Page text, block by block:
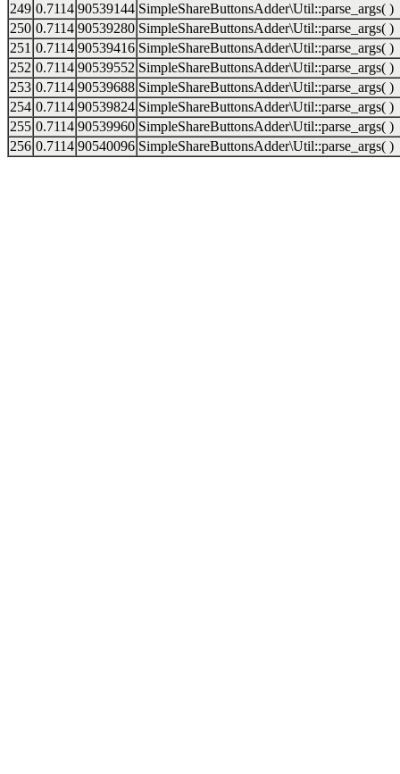
249 0.7114 90539144 SimpleShareButtonsAdder\Util::parse_args( )
250 0.7114 90539280 SimpleShareButtonsAdder\Util::parse_args( )
251 0.7114 90539416 SimpleShareButtonsAdder\Util::parse_args( )
252 0.7114 90539552 SimpleShareButtonsAdder\Util::parse_args( )
253 0.7114 90539688 SimpleShareButtonsAdder\Util::parse_args( )
254 0.7114 90539824 SimpleShareButtonsAdder\Util::parse_args( )
255 0.7114 90539960 SimpleShareButtonsAdder\Util::parse_args( )
256 0.7114 90540096 SimpleShareButtonsAdder\Util::parse_args( )